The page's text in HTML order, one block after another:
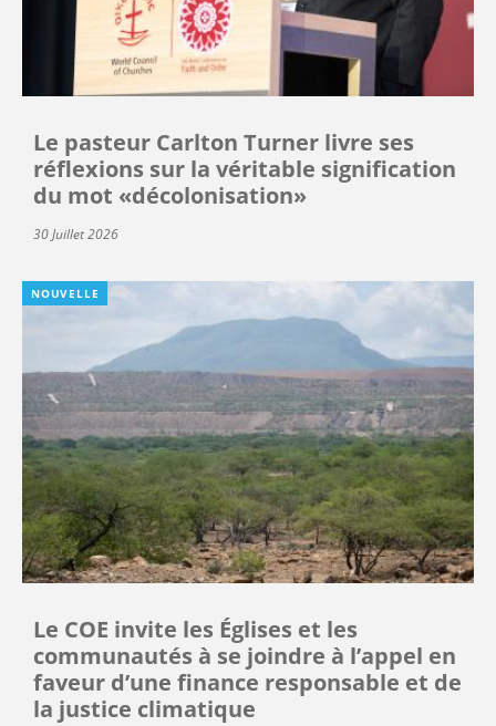
Le pasteur Carlton Turner livre ses
réflexions sur la véritable signification
du mot «décolonisation»
30 Juillet 2026
NOUVELLE
Le COE invite les Églises et les
communautés à se joindre à l’appel en
faveur d’une finance responsable et de
la justice climatique